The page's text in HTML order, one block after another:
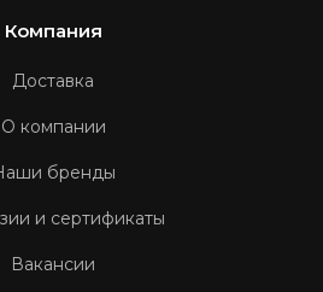
Компания
Доставка
О компании
бренды
и сертификаты
Вакансии